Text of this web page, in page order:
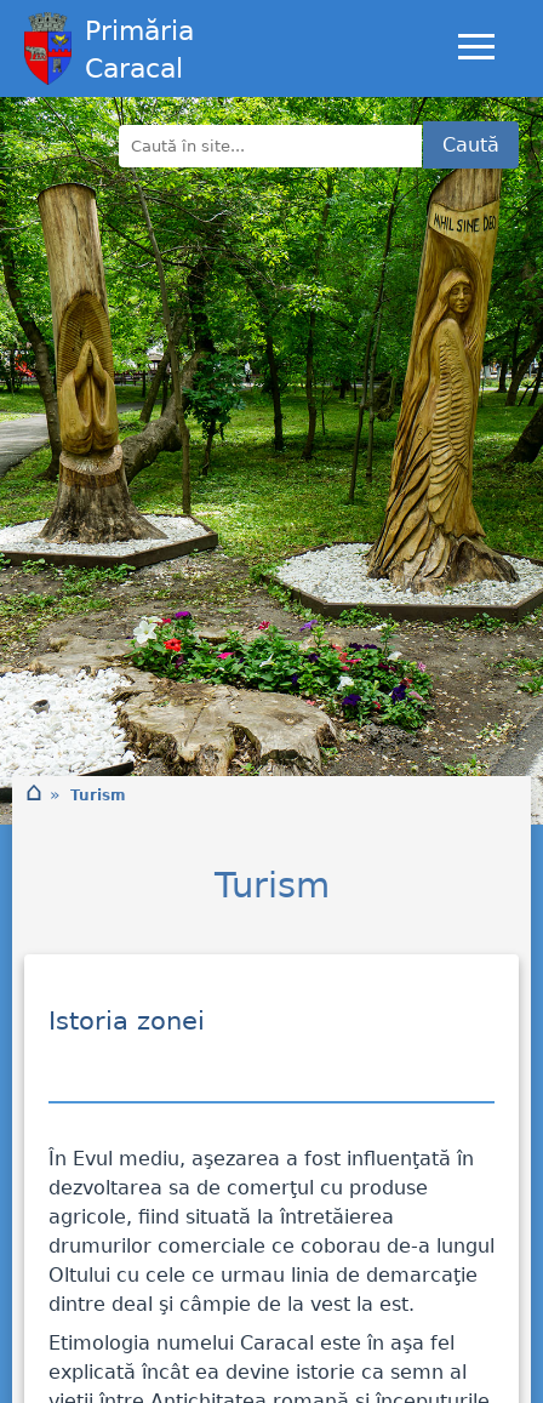
Primăria
Caracal
Caută
⌂ » Turism
Turism
Istoria zonei
În Evul mediu, aşezarea a fost influenţată în
dezvoltarea sa de comerţul cu produse
agricole, fiind situată la întretăierea
drumurilor comerciale ce coborau de-a lungul
Oltului cu cele ce urmau linia de demarcaţie
dintre deal şi câmpie de la vest la est.
Etimologia numelui Caracal este în aşa fel
explicată încât ea devine istorie ca semn al